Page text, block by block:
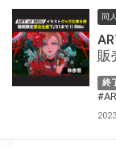
同人
終